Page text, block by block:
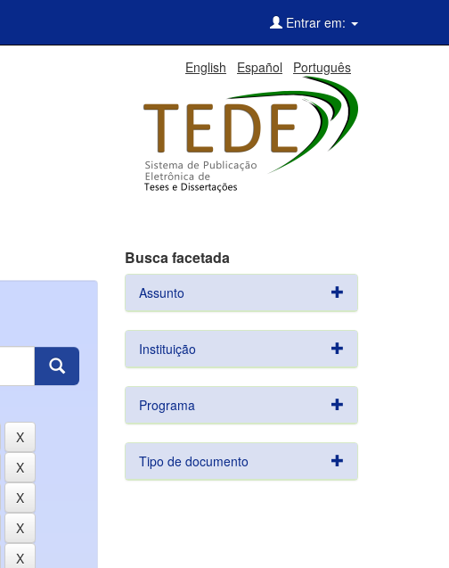
Entrar em:
English Español Português
Busca facetada
Assunto
Instituição
Programa
Tipo de documento